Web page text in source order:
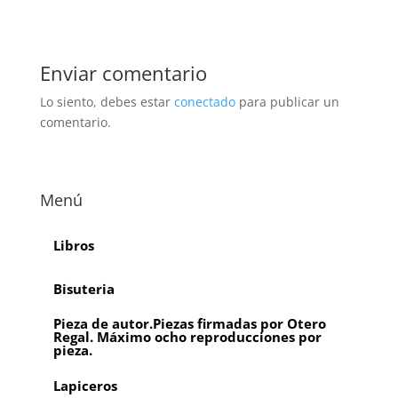
Enviar comentario
Lo siento, debes estar conectadopara publicar un
comentario.
Menú
Libros
Bisuteria
Pieza de autor.Piezas firmadas por Otero
Regal. Máximo ocho reproducciones por
pieza.
Lapiceros